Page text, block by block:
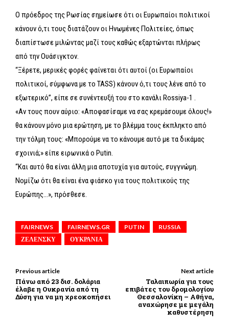
Ο πρόεδρος της Ρωσίας σημείωσε ότι οι Ευρωπαίοι πολιτικοί
κάνουν ό,τι τους διατάζουν οι Ηνωμένες Πολιτείες, όπως
διαπίστωσε μιλώντας μαζί τους καθώς εξαρτώνται πλήρως
από την Ουάσιγκτον.
“Ξέρετε, μερικές φορές φαίνεται ότι αυτοί (οι Ευρωπαίοι
πολιτικοί, σύμφωνα με το TASS) κάνουν ό,τι τους λένε από το
εξωτερικό”, είπε σε συνέντευξή του στο κανάλι Rossiya-1 .
«Αν τους πουν αύριο: «Αποφασίσαμε να σας κρεμάσουμε όλους!»
θα κάνουν μόνο μια ερώτηση, με το βλέμμα τους έκπληκτο από
την τόλμη τους: «Μπορούμε να το κάνουμε αυτό με τα δικάμας
σχοινιά;» είπε ειρωνικά ο Putin.
“Και αυτό θα είναι άλλη μια αποτυχία για αυτούς, συγγνώμη.
Νομίζω ότι θα είναι ένα φιάσκο για τους πολιτικούς της
Ευρώπης…», πρόσθεσε.
FAIRNEWS FAIRNEWS.GR PUTIN
RUSSIA
ΖΕΛΕΝΣΚΥ
ΟΥΚΡΑΝΙΑ
Previous article
Πάνω από 23 δισ. δολάρια
έλαβε η Ουκρανία από τη
Δύση για να μη χρεοκοπήσει
Next article
Ταλαιπωρία για τους
επιβάτες του δρομολογίου
Θεσσαλονίκη – Αθήνα,
αναχώρησε με μεγάλη
καθυστέρηση